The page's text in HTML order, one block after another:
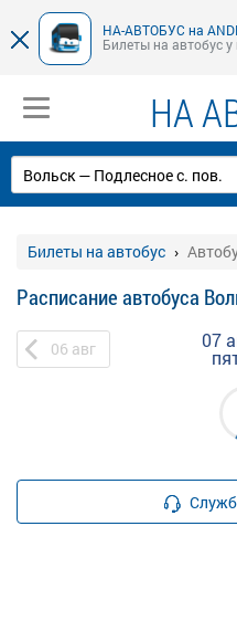
НА-АВТОБУС на
Билеты на автобус
НА
Билеты на автобус
Расписание автобуса
06 авг 07